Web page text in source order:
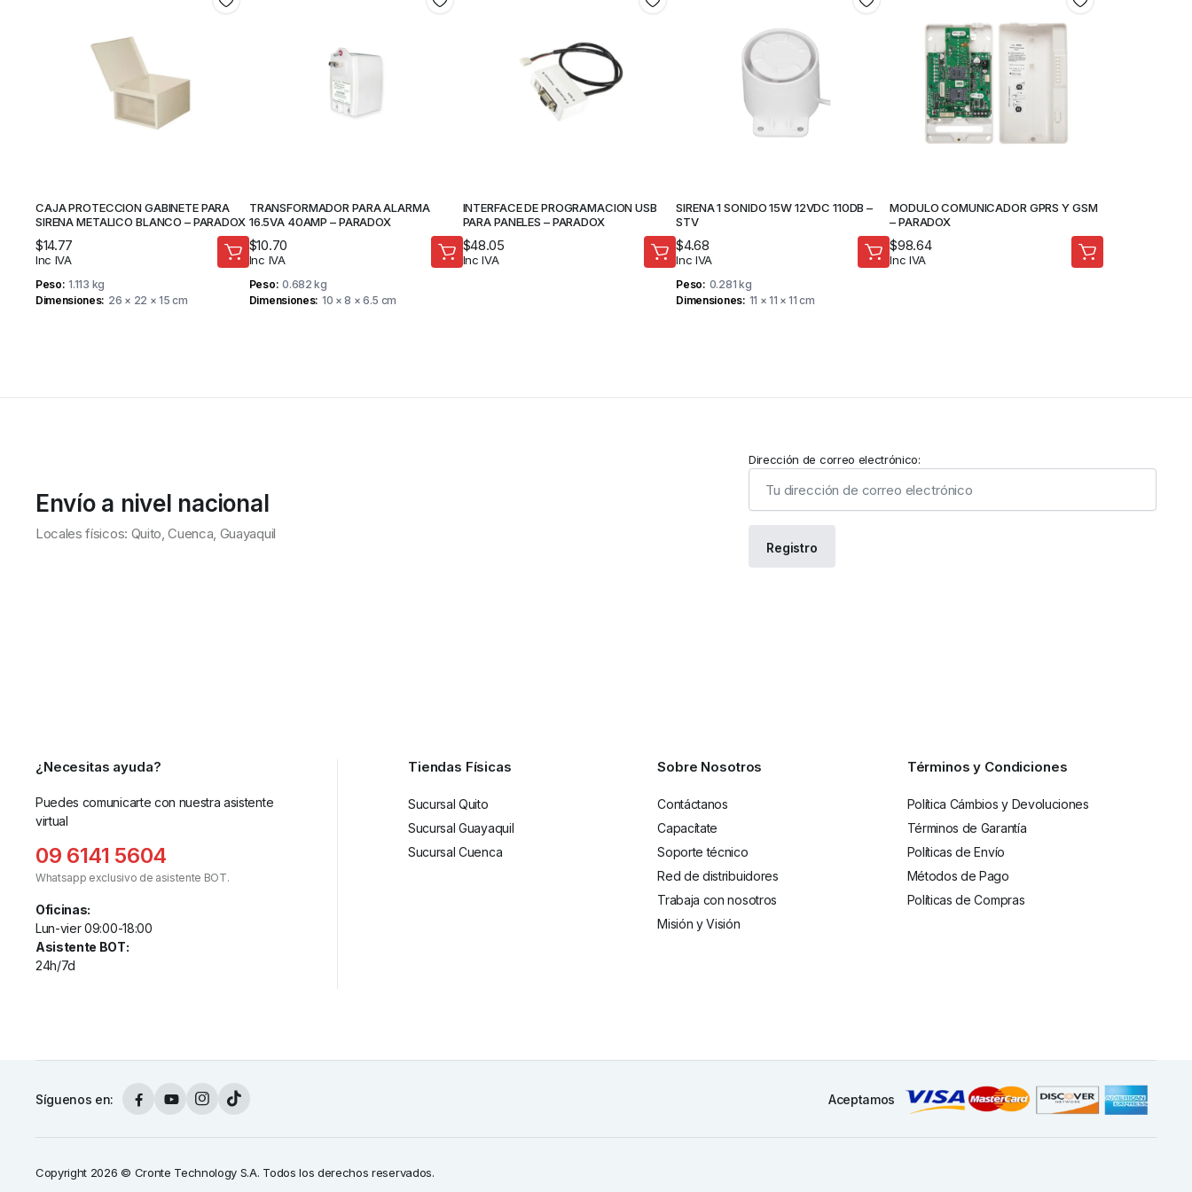
CAJA PROTECCION GABINETE PARA
SIRENA METALICO BLANCO – PARADOX
$14.77
Inc IVA
Peso 1.113 kg
Dimensiones 26 × 22 × 15 cm
TRANSFORMADOR PARA ALARMA
16.5VA 40AMP – PARADOX
$10.70
Inc IVA
Peso 0.682 kg
Dimensiones 10 × 8 × 6.5 cm
INTERFACE DE PROGRAMACION USB
PARA PANELES – PARADOX
$48.05
Inc IVA
SIRENA 1 SONIDO 15W 12VDC 110DB –
STV
$4.68
Inc IVA
Peso 0.281 kg
Dimensiones 11 × 11 × 11 cm
MODULO COMUNICADOR GPRS Y GSM
– PARADOX
$98.64
Inc IVA
Envío a nivel nacional
Locales físicos: Quito, Cuenca, Guayaquil
Dirección de correo electrónico:
¿Necesitas ayuda?
Puedes comunicarte con nuestra asistente
virtual
09 6141 5604
Whatsapp exclusivo de asistente BOT.
Oficinas:
Lun-vier 09:00-18:00
Asistente BOT:
24h/7d
Tiendas Físicas
Sucursal Quito
Sucursal Guayaquil
Sucursal Cuenca
Sobre Nosotros
Contáctanos
Capacítate
Soporte técnico
Red de distribuidores
Trabaja con nosotros
Misión y Visión
Términos y Condiciones
Política Cámbios y Devoluciones
Términos de Garantía
Políticas de Envío
Métodos de Pago
Políticas de Compras
Síguenos en: Aceptamos
Copyright 2026 © Cronte Technology S.A. Todos los derechos reservados.